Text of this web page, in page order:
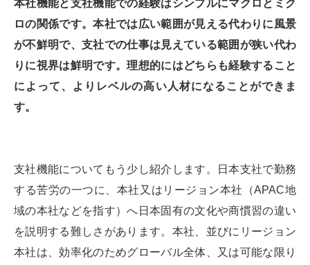
本社機能と支社機能での経験はシンプルにマクロとミク
ロの関係です。本社では広い範囲が見える代わりに風景
が不鮮明で、支社での仕事は見えている範囲が狭い代わ
りに視界は鮮明です。理想的にはどちらも経験すること
によって、よりレベルの高い人材になることができま
す。
支社機能についてもう少し紹介します。日本支社で勤務
する苦労の一つに、本社又はリージョン本社（APAC地
域の本社などを指す）へ日本固有の文化や商慣習の違い
を説明する難しさがあります。本社、並びにリージョン
本社は、効率化のためグローバル全体、又は可能な限り